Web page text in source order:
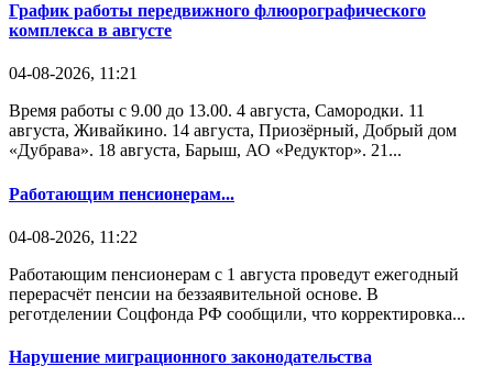
График работы передвижного флюорографического
комплекса в августе
04-08-2026, 11:21
Время работы с 9.00 до 13.00. 4 августа, Самородки. 11
августа, Живайкино. 14 августа, Приозёрный, Добрый дом
«Дубрава». 18 августа, Барыш, АО «Редуктор». 21...
Работающим пенсионерам...
04-08-2026, 11:22
Работающим пенсионерам с 1 августа проведут ежегодный
перерасчёт пенсии на беззаявительной основе. В
реготделении Соцфонда РФ сообщили, что корректировка...
Нарушение миграционного законодательства